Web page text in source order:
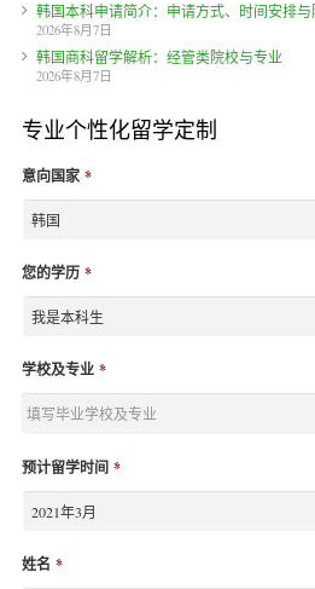
韩国本科申请简介：申请方式、时间安排
2026年8月7日
韩国商科留学解析：经管类院校与专业
2026年8月7日
专业个性化留学定制
意向国家 *
您的学历 *
学校及专业 *
预计留学时间 *
姓名 *